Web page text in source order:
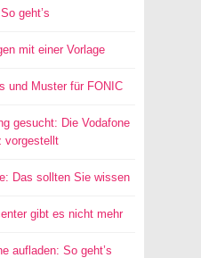
geht’s
mit einer Vorlage
und Muster für FONIC
gesucht: Die Vodafone
vorgestellt
Das sollten Sie wissen
gibt es nicht mehr
aufladen: So geht’s